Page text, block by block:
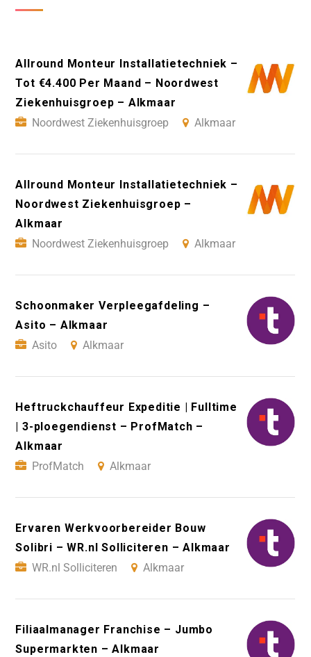
Allround Monteur Installatietechniek –
Tot €4.400 Per Maand – Noordwest
Ziekenhuisgroep – Alkmaar
Noordwest Ziekenhuisgroep
Alkmaar
Allround Monteur Installatietechniek –
Noordwest Ziekenhuisgroep –
Alkmaar
Noordwest Ziekenhuisgroep
Alkmaar
Schoonmaker Verpleegafdeling –
Asito – Alkmaar
Asito
Alkmaar
Heftruckchauffeur Expeditie | Fulltime
| 3-ploegendienst – ProfMatch –
Alkmaar
ProfMatch
Alkmaar
Ervaren Werkvoorbereider Bouw
Solibri – WR.nl Solliciteren – Alkmaar
WR.nl Solliciteren
Alkmaar
Filiaalmanager Franchise – Jumbo
Supermarkten – Alkmaar